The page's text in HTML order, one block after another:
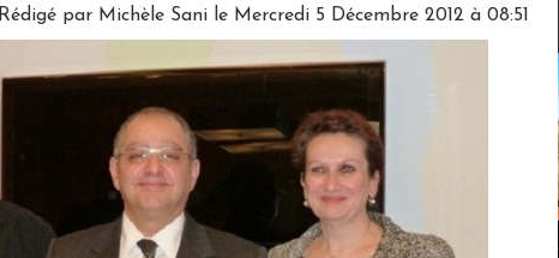
Rédigé par Michèle Sani le Mercredi 5 Décembre 2012 à 08:51